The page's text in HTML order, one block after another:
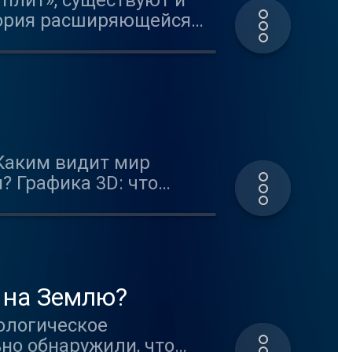
расширяющейся
технических наук,
Череповский -
видит мир
Графика 3D: что
На каком
над аниме-
на Землю?
обнаружили, что